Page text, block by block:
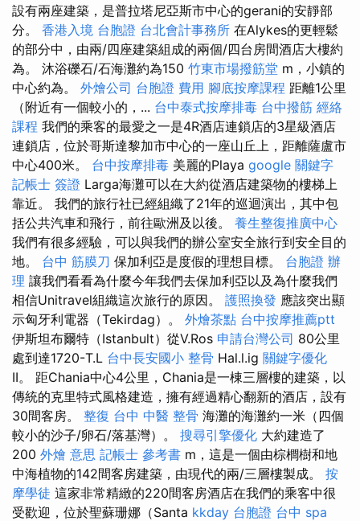
設有兩座建築，是普拉塔尼亞斯市中心的gerani的安靜部
分。 香港入境 台胞證 台北會計事務所 在Alykes的更輕鬆
的部分中，由兩/四座建築組成的兩個/四台房間酒店大樓約
為。 沐浴礫石/石海灘約為150 竹東市場撥筋堂 m，小鎮的
中心約為。 外燴公司 台胞證 費用 腳底按摩課程 距離1公里
（附近有一個較小的，... 台中泰式按摩排毒 台中撥筋 經絡
課程 我們的乘客的最愛之一是4R酒店連鎖店的3星級酒店
連鎖店，位於哥斯達黎加市中心的一座山丘上，距離薩盧市
中心400米。 台中按摩排毒 美麗的Playa google 關鍵字
記帳士 簽證 Larga海灘可以在大約從酒店建築物的樓梯上
靠近。 我們的旅行社已經組織了21年的巡迴演出，其中包
括公共汽車和飛行，前往歐洲及以後。 養生整復推廣中心
我們有很多經驗，可以與我們的辦公室安全旅行到安全目的
地。 台中 筋膜刀 保加利亞是度假的理想目標。 台胞證 辦
理 讓我們看看為什麼今年我們去保加利亞以及為什麼我們
相信Unitravel組織這次旅行的原因。 護照換發 應該突出顯
示匈牙利電器（Tekirdag）。 外燴茶點 台中按摩推薦ptt
伊斯坦布爾特（Istanbult）從V.Ros 申請台灣公司 80公里
處到達1720-T.L 台中長安國小 整骨 Hal.l.ig 關鍵字優化
II。 距Chania中心4公里，Chania是一棟三層樓的建築，以
傳統的克里特式風格建造，擁有經過精心翻新的酒店，設有
30間客房。 整復 台中 中醫 整骨 海灘的海灘約一米（四個
較小的沙子/卵石/落基灣）。 搜尋引擎優化 大約建造了
200 外燴 意思 記帳士 參考書 m，這是一個由棕櫚樹和地
中海植物的142間客房建築，由現代的兩/三層樓製成。 按
摩學徒 這家非常精緻的220間客房酒店在我們的乘客中很
受歡迎，位於聖蘇珊娜（Santa kkday 台胞證 台中 spa